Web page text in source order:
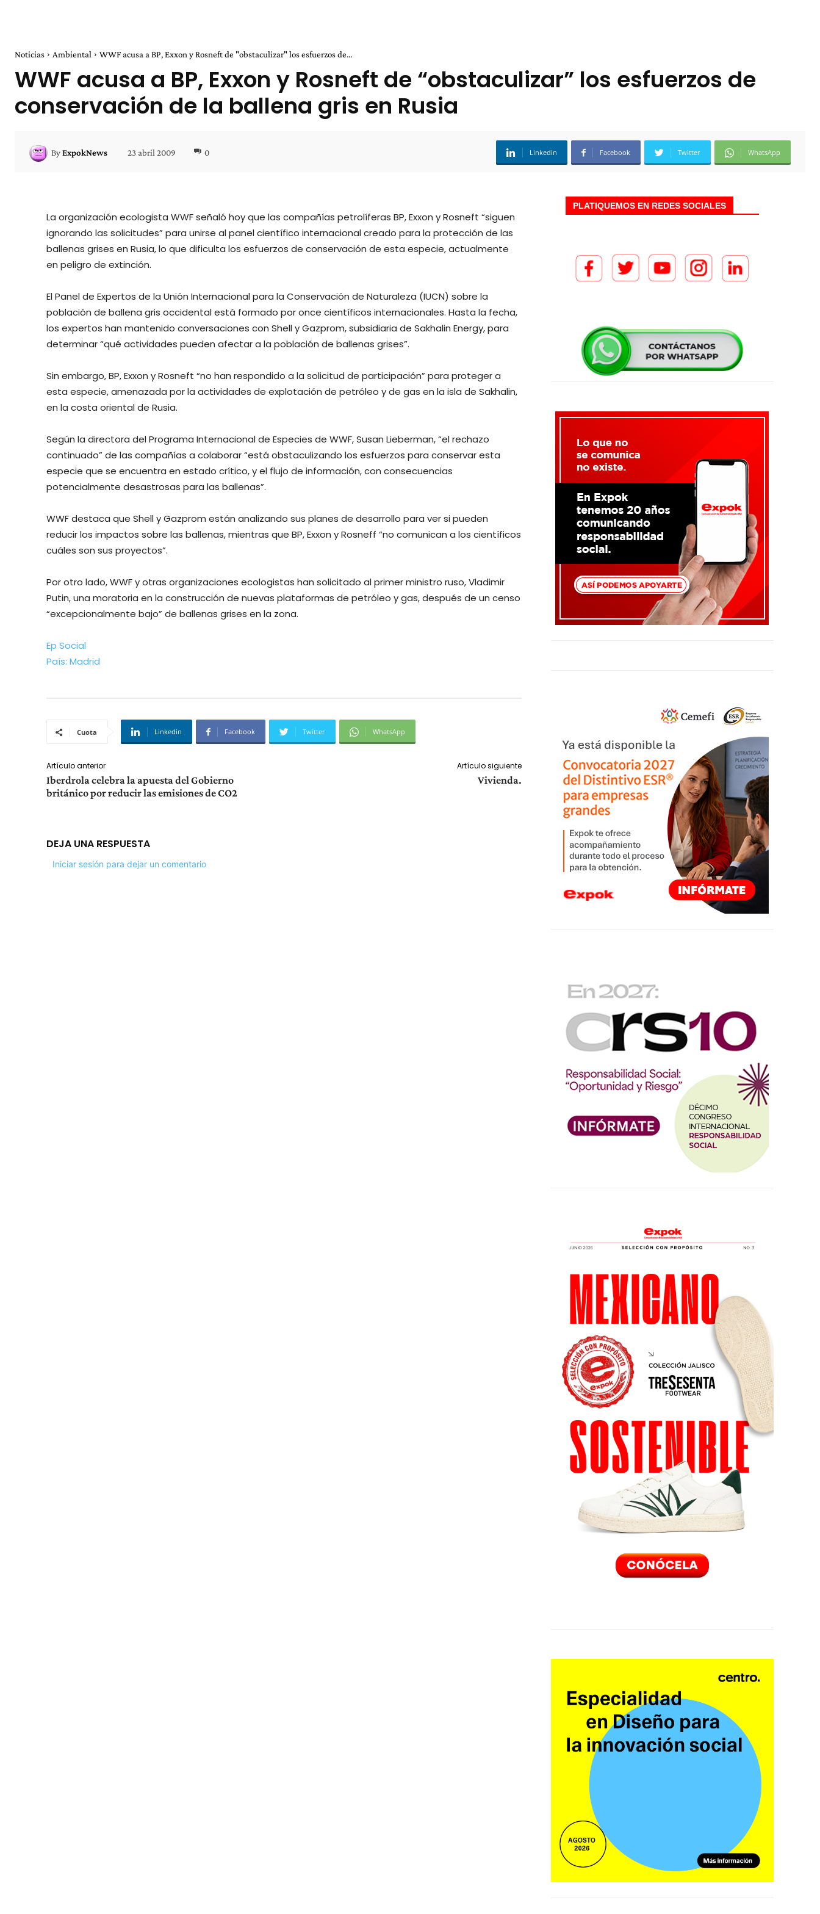
Noticias Ambiental WWF acusa a BP, Exxon y Rosneft de "obstaculizar" los esfuerzos de...
WWF acusa a BP, Exxon y Rosneft de “obstaculizar” los esfuerzos de
conservación de la ballena gris en Rusia
ByExpokNews 23 abril 2009 0 Linkedin Facebook Twitter WhatsApp
La organización ecologista WWF señaló hoy que las compañías petrolíferas BP, Exxon y Rosneft “siguen
ignorando las solicitudes” para unirse al panel científico internacional creado para la protección de las
ballenas grises en Rusia, lo que dificulta los esfuerzos de conservación de esta especie, actualmente
en peligro de extinción.
El Panel de Expertos de la Unión Internacional para la Conservación de Naturaleza (IUCN) sobre la
población de ballena gris occidental está formado por once científicos internacionales. Hasta la fecha,
los expertos han mantenido conversaciones con Shell y Gazprom, subsidiaria de Sakhalin Energy, para
determinar “qué actividades pueden afectar a la población de ballenas grises”.
Sin embargo, BP, Exxon y Rosneft “no han respondido a la solicitud de participación” para proteger a
esta especie, amenazada por la actividades de explotación de petróleo y de gas en la isla de Sakhalin,
en la costa oriental de Rusia.
Según la directora del Programa Internacional de Especies de WWF, Susan Lieberman, “el rechazo
continuado” de las compañías a colaborar “está obstaculizando los esfuerzos para conservar esta
especie que se encuentra en estado crítico, y el flujo de información, con consecuencias
potencialmente desastrosas para las ballenas”.
WWF destaca que Shell y Gazprom están analizando sus planes de desarrollo para ver si pueden
reducir los impactos sobre las ballenas, mientras que BP, Exxon y Rosneff “no comunican a los científicos
cuáles son sus proyectos”.
Por otro lado, WWF y otras organizaciones ecologistas han solicitado al primer ministro ruso, Vladimir
Putin, una moratoria en la construcción de nuevas plataformas de petróleo y gas, después de un censo
“excepcionalmente bajo” de ballenas grises en la zona.
Ep Social
País: Madrid
Cuota Linkedin Facebook Twitter WhatsApp
Artículo anterior
Iberdrola celebra la apuesta del Gobierno
británico por reducir las emisiones de CO2
Artículo siguiente
Vivienda.
DEJA UNA RESPUESTA
Iniciar sesión para dejar un comentario
PLATIQUEMOS EN REDES SOCIALES